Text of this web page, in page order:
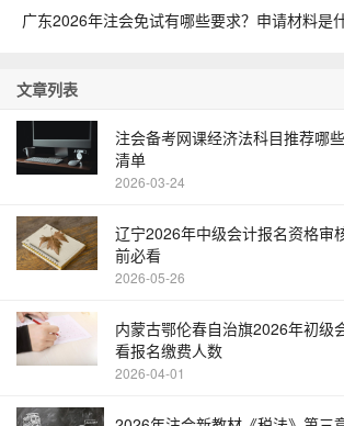
广东2026年注会免试有哪些要求？申请材料是
文章列表
注会备考网课经济法科目推荐哪
清单
2026-03-24
辽宁2026年中级会计报名资格审
前必看
2026-05-26
内蒙古鄂伦春自治旗2026年初级
看报名缴费人数
2026-04-01